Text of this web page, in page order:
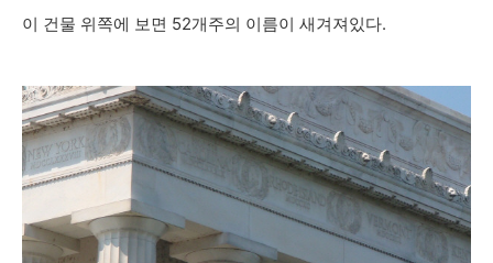
이 건물 위쪽에 보면 52개주의 이름이 새겨져있다.